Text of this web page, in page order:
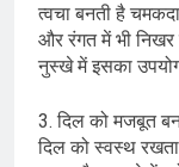
त्वचा बनती है
और रंगत में भी निखर
नुस्खे में इसका
3. दिल को मजबूत
दिल को स्वस्थ